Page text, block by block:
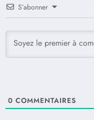
S’abonner
0 COMMENTAIRES